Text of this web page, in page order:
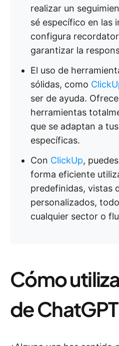
realizar un
sé específico en las
configura
garantizar la
El uso de
sólidas, como
ser de ayuda.
herramientas
que se adaptan a
específicas.
Con ClickUp,
forma eficiente
predefinidas, vistas
personalizados,
cualquier sector o
Cómo
de ChatGPT